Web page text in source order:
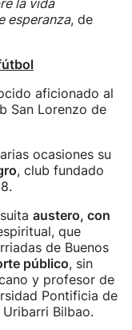
la vida
esperanza, de
aficionado al
San Lorenzo de
ocasiones su
, club fundado
austero, con
que
de Buenos
público, sin
y profesor de
Pontificia de
Bilbao.